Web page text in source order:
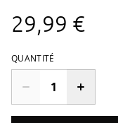
29,99 €
QUANTITÉ